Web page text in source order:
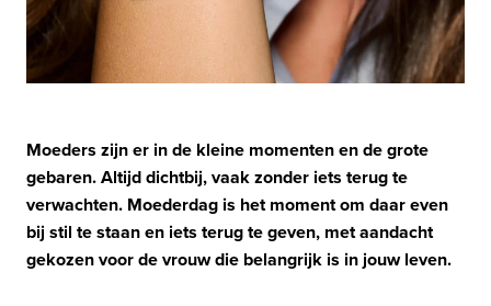
Moeders zijn er in de kleine momenten en de grote
gebaren. Altijd dichtbij, vaak zonder iets terug te
verwachten. Moederdag is het moment om daar even
bij stil te staan en iets terug te geven, met aandacht
gekozen voor de vrouw die belangrijk is in jouw leven.